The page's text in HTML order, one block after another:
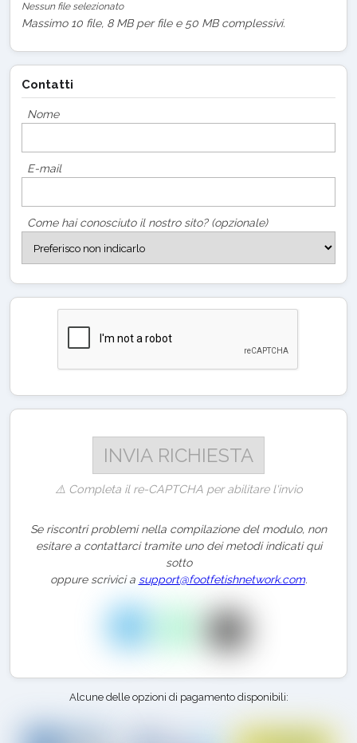
Nessun file selezionato
Massimo 10 file, 8 MB per file e 50 MB complessivi.
Contatti
Nome
E-mail
Come hai conosciuto il nostro sito? (opzionale)
⚠️ Completa il re-CAPTCHA per abilitare l'invio
Se riscontri problemi nella compilazione del modulo, non
esitare a contattarci tramite uno dei metodi indicati qui
sotto
oppure scrivici a support@footfetishnetwork.com.
Alcune delle opzioni di pagamento disponibili: